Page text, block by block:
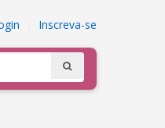
Inscreva-se